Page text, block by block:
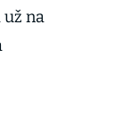
na